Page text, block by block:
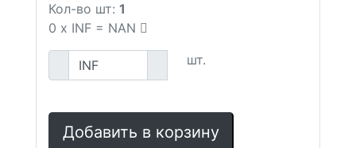
Кол-во шт: 1
0 x INF = NAN
шт.
Добавить в корзину